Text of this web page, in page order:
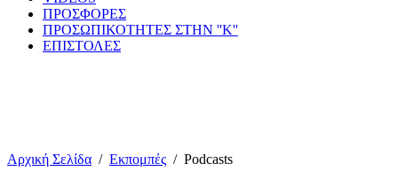
ΠΡΟΣΦΟΡΕΣ
ΠΡΟΣΩΠΙΚΟΤΗΤΕΣ ΣΤΗΝ ''Κ''
ΕΠΙΣΤΟΛΕΣ
Αρχική Σελίδα / Εκπομπές / Podcasts